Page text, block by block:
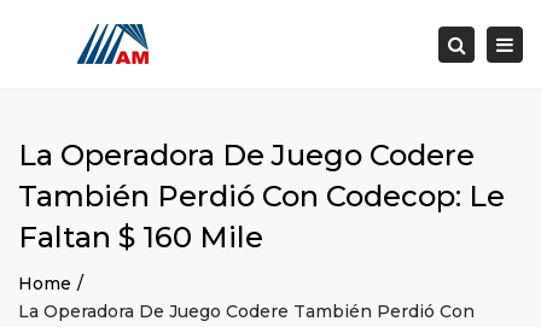
Search
La Operadora De Juego Codere
También Perdió Con Codecop: Le
Faltan $ 160 Mile
Home
La Operadora De Juego Codere También Perdió Con